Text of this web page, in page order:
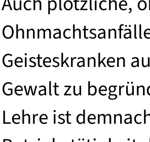
Geisteskranken
Gewalt zu
Lehre ist